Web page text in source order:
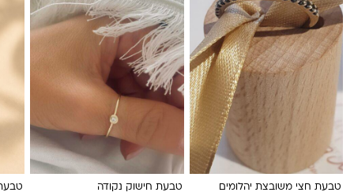
טבעת חצי משובצת יהלומים
טבעת חישוק נקודה
טבעת